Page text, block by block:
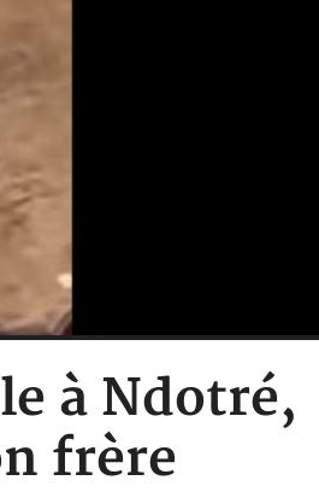
à Ndotré,
frère